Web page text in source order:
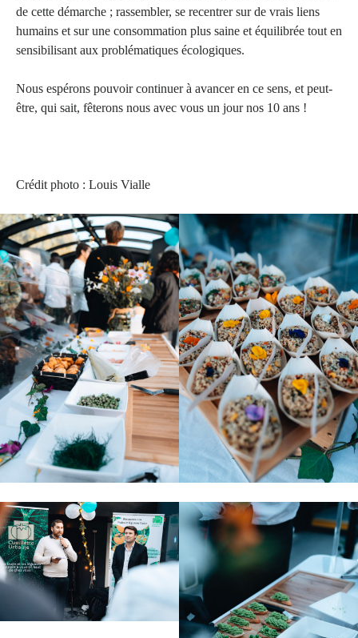
de cette démarche ; rassembler, se recentrer sur de vrais liens
humains et sur une consommation plus saine et équilibrée tout en
sensibilisant aux problématiques écologiques.
Nous espérons pouvoir continuer à avancer en ce sens, et peut-
être, qui sait, fêterons nous avec vous un jour nos 10 ans !
Crédit photo : Louis Vialle